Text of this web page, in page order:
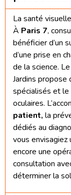
La santé
À Paris 7,
bénéficier d’un
d’une prise en
de la science. Le
Jardins propose
spécialisés et
oculaires.
patient, la
dédiés au
vous envisagiez
encore une
consultation
déterminer la